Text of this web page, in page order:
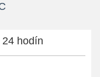
hodín